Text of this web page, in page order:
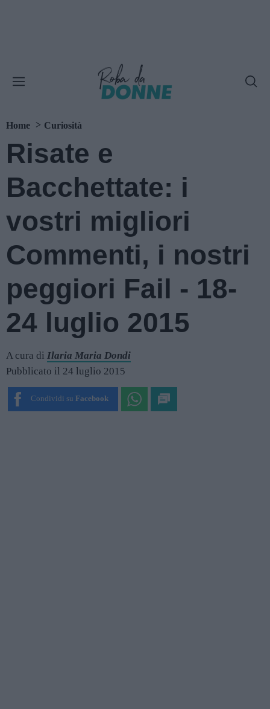
Home Curiosità
Risate e
Bacchettate: i
vostri migliori
Commenti, i nostri
peggiori Fail - 18-
24 luglio 2015
A cura di Ilaria Maria Dondi
Pubblicato il 24 luglio 2015
Condividi su Facebook